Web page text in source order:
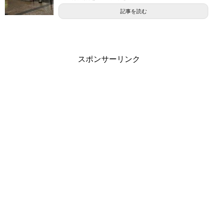
記事を読む
スポンサーリンク